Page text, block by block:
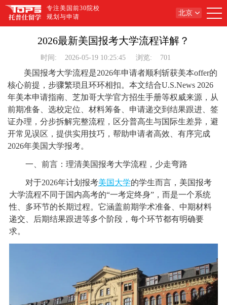
专注美国前30院校
规划与申请
北京
2026最新美国报考大学流程详解？
时间: 2026-05-19 10:25:45 浏览: 701
美国报考大学流程是2026年申请者顺利斩获美本offer的
核心前提，步骤繁琐且环环相扣。本文结合U.S.News 2026
年美本申请指南、芝加哥大学官方招生手册等权威来源，从
前期准备、选校定位、材料筹备、申请递交到结果跟进、签
证办理，分步拆解完整流程，区分普高生与国际生差异，避
开常见误区，提供实用技巧，帮助申请者高效、有序完成
2026年美国大学报考。
一、前言：理清美国报考大学流程，少走弯路
对于2026年计划报考美国大学的学生而言，美国报考
大学流程不同于国内高考的“一考定终身”，而是一个系统
性、多环节的长期过程。它涵盖前期学术准备、中期材料
递交、后期结果跟进等多个阶段，每个环节都有明确要
求。